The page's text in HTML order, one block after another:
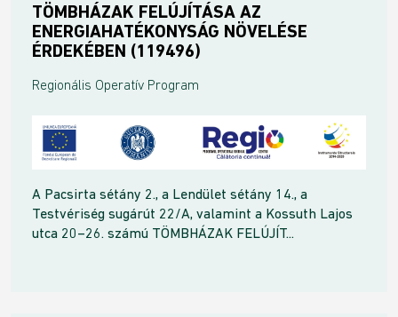
TÖMBHÁZAK FELÚJÍTÁSA AZ
ENERGIAHATÉKONYSÁG NÖVELÉSE
ÉRDEKÉBEN (119496)
Regionális Operatív Program
A Pacsirta sétány 2., a Lendület sétány 14., a
Testvériség sugárút 22/A, valamint a Kossuth Lajos
utca 20–26. számú TÖMBHÁZAK FELÚJÍT...